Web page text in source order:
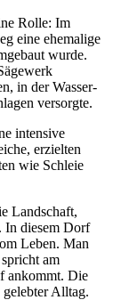
Rolle: Im
eine ehemalige
wurde.
in der Wasser-
versorgte.
intensive
erzielten
wie Schleie
Landschaft,
In diesem Dorf
Leben. Man
am
ankommt. Die
Alltag.